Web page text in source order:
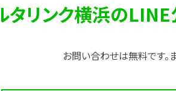
タリンク横浜の
お問い合わせは無料です。